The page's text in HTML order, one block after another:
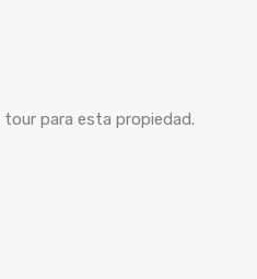
para esta propiedad.